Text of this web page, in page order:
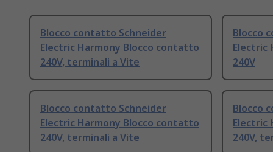
Blocco contatto Schneider
Electric Harmony Blocco contatto
240V, terminali a Vite
Blocco
Electric
240V
Blocco contatto Schneider
Electric Harmony Blocco contatto
240V, terminali a Vite
Blocco
Electric
240V,